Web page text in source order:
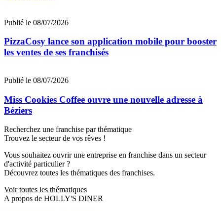
Publié le 08/07/2026
PizzaCosy lance son application mobile pour booster
les ventes de ses franchisés
Publié le 08/07/2026
Miss Cookies Coffee ouvre une nouvelle adresse à
Béziers
Recherchez une franchise par thématique
Trouvez le secteur de vos rêves !
Vous souhaitez ouvrir une entreprise en franchise dans un secteur
d'activité particulier ?
Découvrez toutes les thématiques des franchises.
Voir toutes les thématiques
A propos de HOLLY'S DINER